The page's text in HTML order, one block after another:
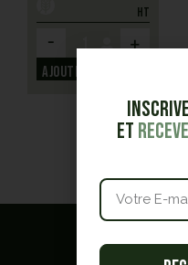
HT
- +
Ajouter
Quel est
et